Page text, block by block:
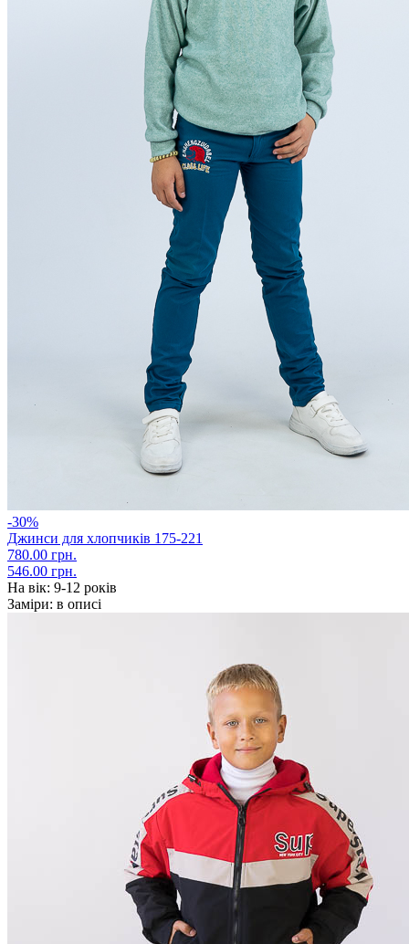
-30%
Джинси для хлопчиків 175-221
780.00 грн.
546.00 грн.
На вік: 9-12 років
Заміри: в описі